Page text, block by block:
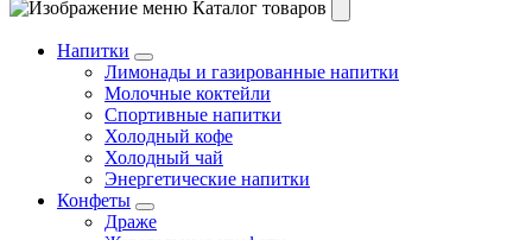
Каталог товаров
Напитки
Лимонады и газированные напитки
Молочные коктейли
Спортивные напитки
Холодный кофе
Холодный чай
Энергетические напитки
Конфеты
Драже